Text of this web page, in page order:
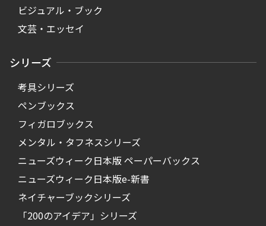
ビジュアル・ブック
文芸・エッセイ
シリーズ
考具シリーズ
ペンブックス
フィガロブックス
メンタル・タフネスシリーズ
ニューズウィーク日本版 ペーパーバックス
ニューズウィーク日本版e-新書
ネイチャーブックシリーズ
「200のアイデア」シリーズ